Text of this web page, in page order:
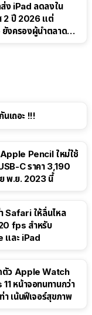
ง iPad ลดลงใน
2 ปี 2026 แต่
งครองผู้นำตลาด
เถอะ !!!
Pencil ใหม่ใช้
C ราคา 3,190
พ.ย. 2023 นี้
Safari ให้ลื่นไหล
fps สำหรับ
และ iPad
ตัว Apple Watch
หน้าจอทนทานกว่า
า เน้นฟีเจอร์สุขภาพ